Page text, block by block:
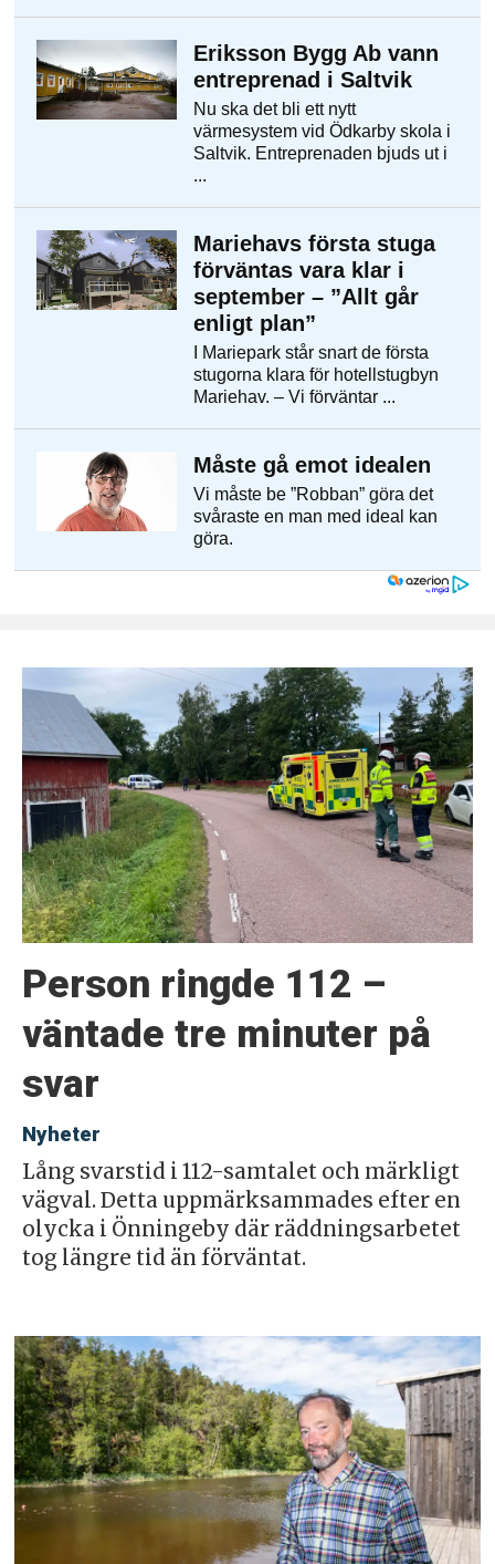
Person ringde 112 –
väntade tre minuter på
svar
Nyheter
Lång svarstid i 112-samtalet och märkligt
vägval. Detta uppmärksammades efter en
olycka i Önningeby där räddningsarbetet
tog längre tid än förväntat.